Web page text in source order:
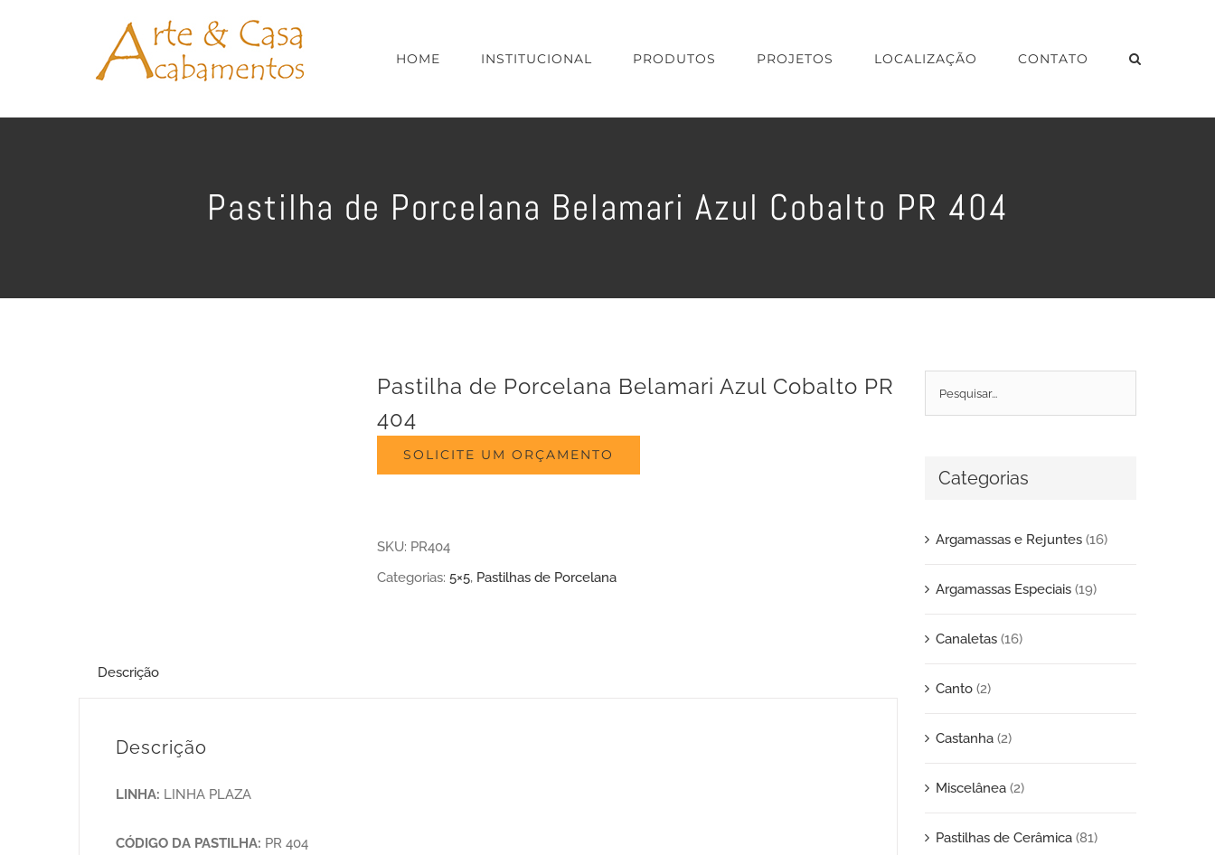
HOME INSTITUCIONAL PRODUTOS PROJETOS LOCALIZAÇÃO CONTATO
Pastilha de Porcelana Belamari Azul Cobalto PR 404
Pastilha de Porcelana Belamari Azul Cobalto PR
404
SOLICITE UM ORÇAMENTO
SKU: PR404
Categorias: 5×5, Pastilhas de Porcelana
Descrição
Descrição
LINHA: LINHA PLAZA
CÓDIGO DA PASTILHA: PR 404
Categorias
Argamassas e Rejuntes (16)
Argamassas Especiais (19)
Canaletas (16)
Canto (2)
Castanha (2)
Miscelânea (2)
Pastilhas de Cerâmica (81)